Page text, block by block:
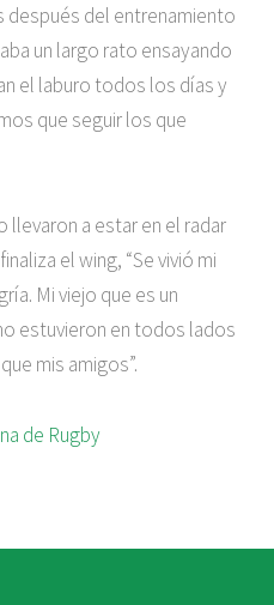
después del entrenamiento
un largo rato ensayando
el laburo todos los días y
que seguir los que
llevaron a estar en el radar
el wing, “Se vivió mi
Mi viejo que es un
estuvieron en todos lados
mis amigos”.
de Rugby